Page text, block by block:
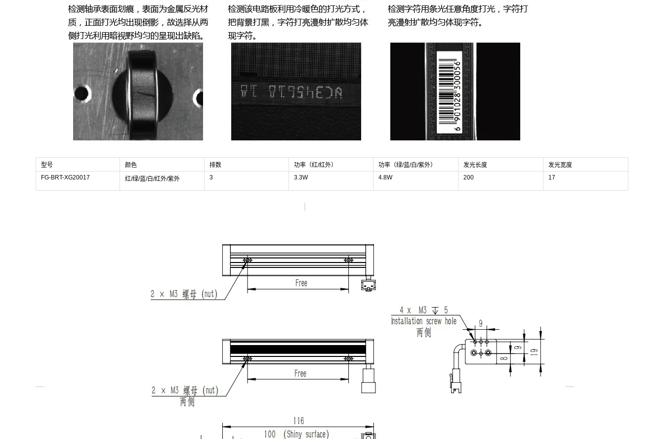
型号 颜色 排数 功率（红/红外） 功率（绿/蓝/白/紫外） 发光长度
发光宽度
FG-BRT-XG20017
红/绿/蓝/白/红外/紫外 3 3.3W 4.8W 200 17